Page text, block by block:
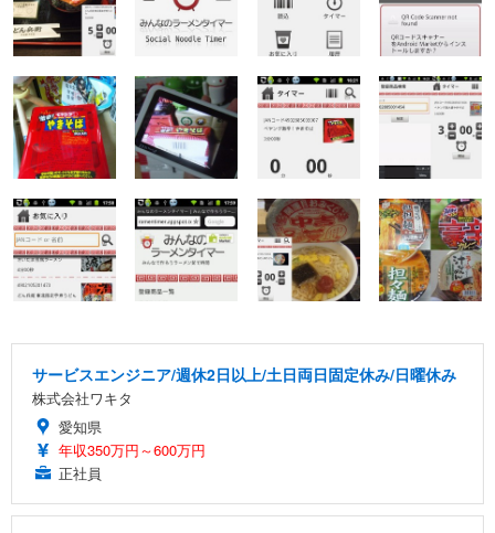
サービスエンジニア/週休2日以上/土日両日固定休み/日曜休み
株式会社ワキタ
愛知県
年収350万円～600万円
正社員